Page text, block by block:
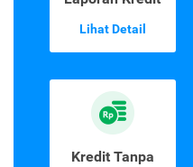
Lihat Detail
Kredit Tanpa